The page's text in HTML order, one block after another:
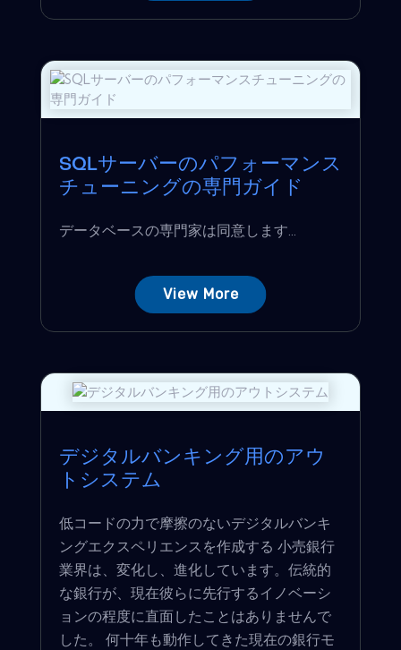
SQLサーバーのパフォーマンス
チューニングの専門ガイド
データベースの専門家は同意します...
View More
デジタルバンキング用のアウ
トシステム
低コードの力で摩擦のないデジタルバンキ
ングエクスペリエンスを作成する 小売銀行
業界は、変化し、進化しています。伝統的
な銀行が、現在彼らに先行するイノベーシ
ョンの程度に直面したことはありませんで
した。 何十年も動作してきた現在の銀行モ